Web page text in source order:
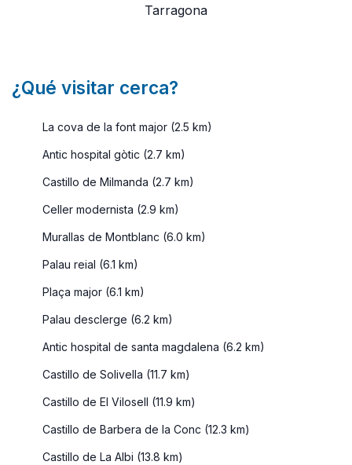
Tarragona
¿Qué visitar cerca?
La cova de la font major (2.5 km)
Antic hospital gòtic (2.7 km)
Castillo de Milmanda (2.7 km)
Celler modernista (2.9 km)
Murallas de Montblanc (6.0 km)
Palau reial (6.1 km)
Plaça major (6.1 km)
Palau desclerge (6.2 km)
Antic hospital de santa magdalena (6.2 km)
Castillo de Solivella (11.7 km)
Castillo de El Vilosell (11.9 km)
Castillo de Barbera de la Conc (12.3 km)
Castillo de La Albi (13.8 km)